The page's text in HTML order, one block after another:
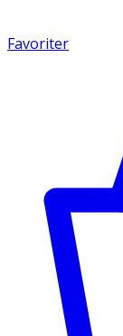
Favoriter